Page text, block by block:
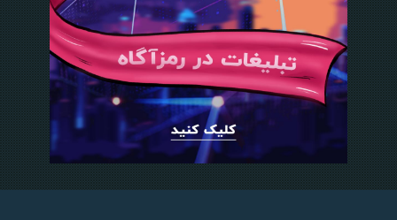
تحلیل اتریوم و آلت کوین ها